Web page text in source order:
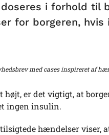
i forhold til
for borgeren,
med cases inspireret af
højt, er det vigtigt, at
ingen insulin.
hændelser viser,